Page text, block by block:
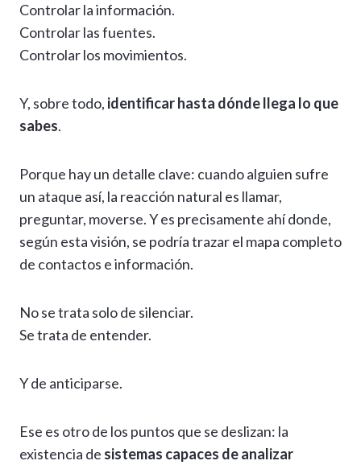
Controlar la información.
Controlar las fuentes.
Controlar los movimientos.
Y, sobre todo, identificar hasta dónde llega lo que
sabes.
Porque hay un detalle clave: cuando alguien sufre
un ataque así, la reacción natural es llamar,
preguntar, moverse. Y es precisamente ahí donde,
según esta visión, se podría trazar el mapa completo
de contactos e información.
No se trata solo de silenciar.
Se trata de entender.
Y de anticiparse.
Ese es otro de los puntos que se deslizan: la
existencia de sistemas capaces de analizar